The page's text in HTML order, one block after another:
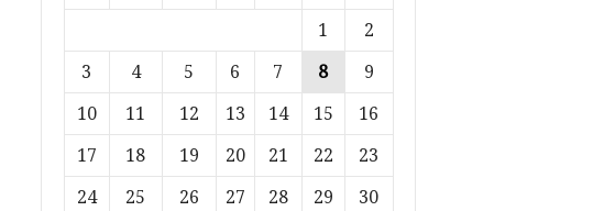
1
2
3
4 5 6 7 8
9
10
11 12 13 14 15
16
17
18 19 20 21 22
23
24
25 26 27 28 29
30